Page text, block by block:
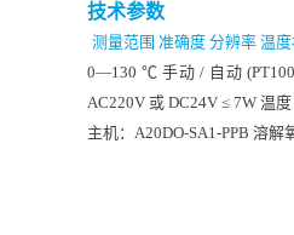
技术参数
测量范围 准确度 分辨率 温
0—130 ℃ 手动 / 自动
AC220V 或 DC24V ≤ 7W 温
主机：A20DO-SA1-PPB 溶